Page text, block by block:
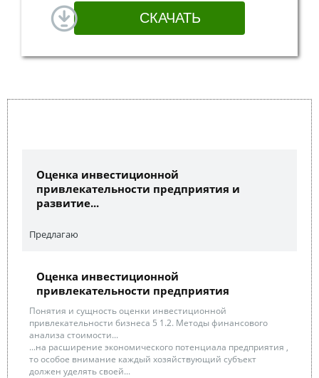
Оценка инвестиционной
привлекательности предприятия и
развитие...
Предлагаю
Оценка инвестиционной
привлекательности предприятия
Понятия и сущность оценки инвестиционной
привлекательности бизнеса 5 1.2. Методы финансового
анализа стоимости...
...на расширение экономического потенциала предприятия ,
то особое внимание каждый хозяйствующий субъект
должен уделять своей...